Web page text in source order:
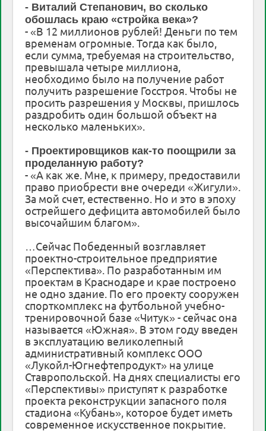
- Виталий Степанович, во сколько
обошлась краю «стройка века»?
- «В 12 миллионов рублей! Деньги по тем
временам огромные. Тогда как было,
если сумма, требуемая на строительство,
превышала четыре миллиона,
необходимо было на получение работ
получить разрешение Госстроя. Чтобы не
просить разрешения у Москвы, пришлось
раздробить один большой объект на
несколько маленьких».
- Проектировщиков как-то поощрили за
проделанную работу?
- «А как же. Мне, к примеру, предоставили
право приобрести вне очереди «Жигули».
За мой счет, естественно. Но и это в эпоху
острейшего дефицита автомобилей было
высочайшим благом».
…Сейчас Победенный возглавляет
проектно-строительное предприятие
«Перспектива». По разработанным им
проектам в Краснодаре и крае построено
не одно здание. По его проекту сооружен
спорткомплекс на футбольной учебно-
тренировочной базе «Читук» - сейчас она
называется «Южная». В этом году введен
в эксплуатацию великолепный
административный комплекс ООО
«Лукойл-Югнефтепродукт» на улице
Ставропольской. На днях специалисты его
«Перспективы» приступят к разработке
проекта реконструкции запасного поля
стадиона «Кубань», которое будет иметь
современное искусственное покрытие.